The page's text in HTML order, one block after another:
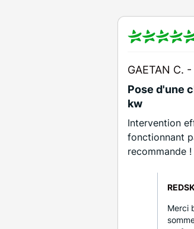
GAETAN C. -
Pose d'une
kw
Intervention
fonctionnant
recommande !
Merci